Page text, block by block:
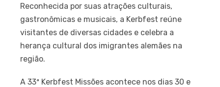
Reconhecida por suas atrações culturais,
gastronômicas e musicais, a Kerbfest reúne
visitantes de diversas cidades e celebra a
herança cultural dos imigrantes alemães na
região.
A 33ª Kerbfest Missões acontece nos dias 30 e